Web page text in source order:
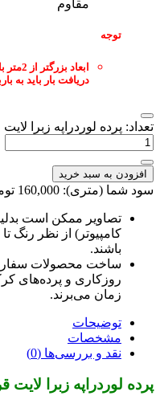
مقاوم
توجه
ابعاد
دریافت بار باید به
پرده لوردراپه زبرا لایت
افزودن به سبد خرید
شما (متری): 160,000 تومان
تصاویر ممکن است
باشند.
زمان می‌برند.
توضیحات
مشخصات
نقد و بررسی‌ها (0)
لوردراپه زبرا لایت قرمز